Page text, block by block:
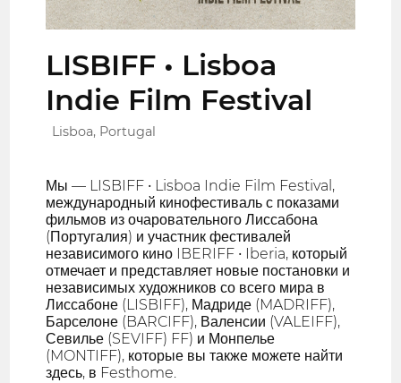
LISBIFF • Lisboa
Indie Film Festival
Lisboa, Portugal
Мы — LISBIFF • Lisboa Indie Film Festival,
международный кинофестиваль с показами
фильмов из очаровательного Лиссабона
(Португалия) и участник фестивалей
независимого кино IBERIFF • Iberia, который
отмечает и представляет новые постановки и
независимых художников со всего мира в
Лиссабоне (LISBIFF), Мадриде (MADRIFF),
Барселоне (BARCIFF), Валенсии (VALEIFF),
Севилье (SEVIFF) FF) и Монпелье
(MONTIFF), которые вы также можете найти
здесь, в Festhome.